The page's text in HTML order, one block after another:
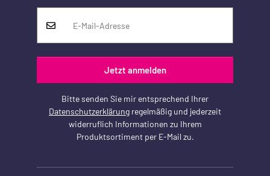
Jetzt anmelden
Bitte senden Sie mir entsprechend Ihrer
Datenschutzerklärung regelmäßig und jederzeit
widerruflich Informationen zu Ihrem
Produktsortiment per E-Mail zu.